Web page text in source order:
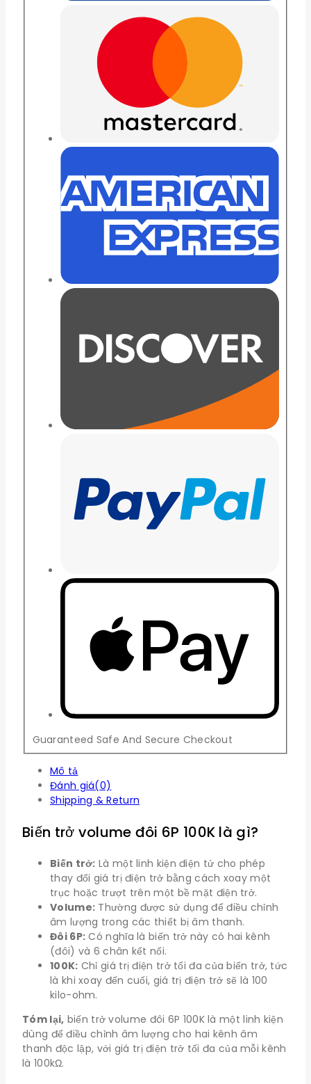
Guaranteed Safe And Secure Checkout
Mô tả
Đánh giá(0)
Shipping & Return
Biến trở volume đôi 6P 100K là gì?
Biến trở: Là một linh kiện điện tử cho phép
thay đổi giá trị điện trở bằng cách xoay một
trục hoặc trượt trên một bề mặt điện trở.
Volume: Thường được sử dụng để điều chỉnh
âm lượng trong các thiết bị âm thanh.
Đôi 6P: Có nghĩa là biến trở này có hai kênh
(đôi) và 6 chân kết nối.
100K: Chỉ giá trị điện trở tối đa của biến trở, tức
là khi xoay đến cuối, giá trị điện trở sẽ là 100
kilo-ohm.
Tóm lại, biến trở volume đôi 6P 100K là một linh kiện
dùng để điều chỉnh âm lượng cho hai kênh âm
thanh độc lập, với giá trị điện trở tối đa của mỗi kênh
là 100kΩ.